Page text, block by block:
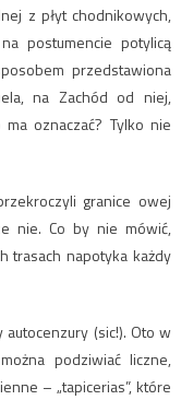
z płyt chodnikowych,
postumencie potylicą
przedstawiona
na Zachód od niej,
oznaczać? Tylko nie
granice owej
nie. Co by nie mówić,
trasach napotyka każdy
(sic!). Oto w
podziwiać liczne,
– „tapicerias”, które